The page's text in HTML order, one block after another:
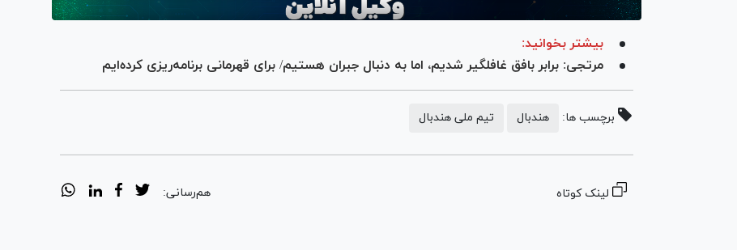
بیشتر بخوانید:
مرتجی: برابر بافق غافلگیر شدیم، اما به دنبال جبران هستیم/ برای قهرمانی برنامه‌ریزی کرده‌ایم
برچسب ها: هندبال تیم ملی هندبال
لینک کوتاه هم‌رسانی: